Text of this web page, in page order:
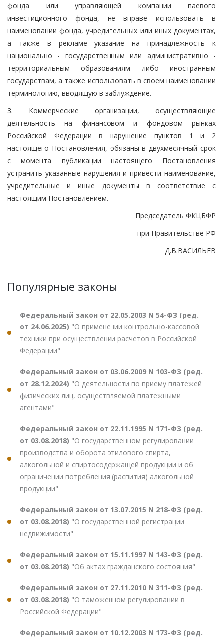
фонда или управляющей компании паевого
инвестиционного фонда, не вправе использовать в
наименовании фонда, учредительных или иных документах,
а также в рекламе указание на принадлежность к
национально - государственным или административно -
территориальным образованиям либо иностранным
государствам, а также использовать в своем наименовании
терминологию, вводящую в заблуждение.
3. Коммерческие организации, осуществляющие
деятельность на финансовом и фондовом рынках
Российской Федерации в нарушение пунктов 1 и 2
настоящего Постановления, обязаны в двухмесячный срок
с момента публикации настоящего Постановления
устранить указанные нарушения и привести наименование,
учредительные и иные документы в соответствие с
настоящим Постановлением.
Председатель ФКЦБФР
при Правительстве РФ
Д.В.ВАСИЛЬЕВ
Популярные законы
Федеральный закон от 22.05.2003 N 54-ФЗ (ред.
от 24.06.2025) "О применении контрольно-кассовой
техники при осуществлении расчетов в Российской
Федерации"
Федеральный закон от 03.06.2009 N 103-ФЗ (ред.
от 28.12.2024) "О деятельности по приему платежей
физических лиц, осуществляемой платежными
агентами"
Федеральный закон от 22.11.1995 N 171-ФЗ (ред.
от 03.08.2018) "О государственном регулировании
производства и оборота этилового спирта,
алкогольной и спиртосодержащей продукции и об
ограничении потребления (распития) алкогольной
продукции"
Федеральный закон от 13.07.2015 N 218-ФЗ (ред.
от 03.08.2018) "О государственной регистрации
недвижимости"
Федеральный закон от 15.11.1997 N 143-ФЗ (ред.
от 03.08.2018) "Об актах гражданского состояния"
Федеральный закон от 27.11.2010 N 311-ФЗ (ред.
от 03.08.2018) "О таможенном регулировании в
Российской Федерации"
Федеральный закон от 10.12.2003 N 173-ФЗ (ред.